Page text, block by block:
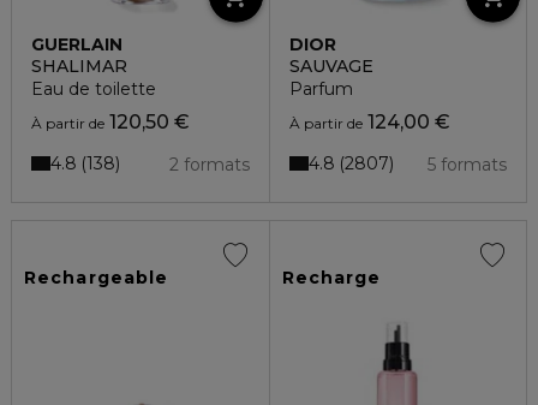
GUERLAIN
SHALIMAR
Eau de toilette
À partir de 120,50 €
2 formats
4.8 138
DIOR
SAUVAGE
Parfum
À partir de124,00 €
5 formats
4.8 2807
Rechargeable Recharge